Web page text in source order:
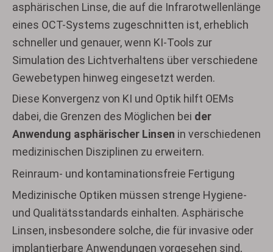
asphärischen Linse, die auf die Infrarotwellenlänge
eines OCT-Systems zugeschnitten ist, erheblich
schneller und genauer, wenn KI-Tools zur
Simulation des Lichtverhaltens über verschiedene
Gewebetypen hinweg eingesetzt werden.
Diese Konvergenz von KI und Optik hilft OEMs
dabei, die Grenzen des Möglichen bei der
Anwendung asphärischer Linsen in verschiedenen
medizinischen Disziplinen zu erweitern.
Reinraum- und kontaminationsfreie Fertigung
Medizinische Optiken müssen strenge Hygiene-
und Qualitätsstandards einhalten. Asphärische
Linsen, insbesondere solche, die für invasive oder
implantierbare Anwendungen vorgesehen sind,